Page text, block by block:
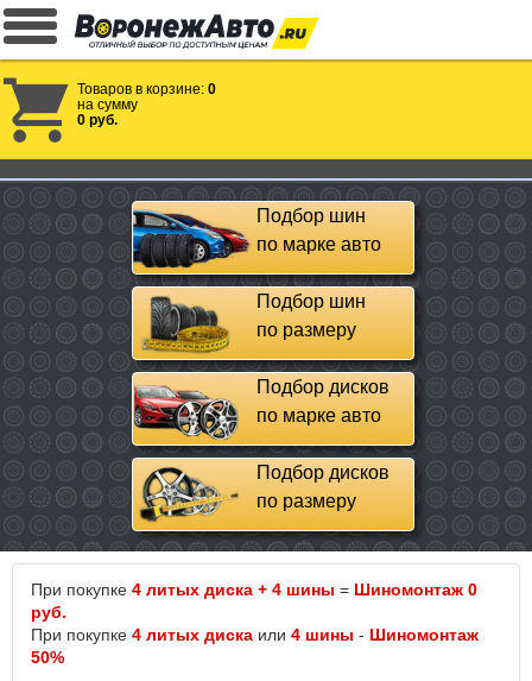
Товаров в корзине: 0
на сумму
0 руб.
Подбор шин
по марке авто
Подбор шин
по размеру
Подбор дисков
по марке авто
Подбор дисков
по размеру
При покупке 4 литых диска + 4 шины = Шиномонтаж 0
руб.
При покупке 4 литых диска или 4 шины - Шиномонтаж
50%